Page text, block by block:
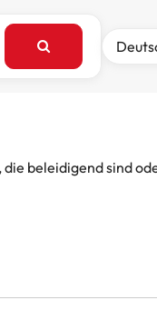
beleidigend sind